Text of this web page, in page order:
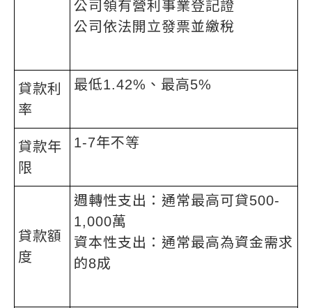
公司領有營利事業登記證
公司依法開立發票並繳稅
貸款利
率
最低1.42%、最高5%
貸款年
限
1-7年不等
貸款額
度
週轉性支出：通常最高可貸500-
1,000萬
資本性支出：通常最高為資金需求
的8成